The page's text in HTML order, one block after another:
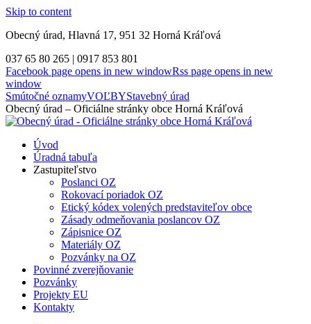
Skip to content
Obecný úrad, Hlavná 17, 951 32 Horná Kráľová
037 65 80 265 | 0917 853 801
Facebook page opens in new windowRss page opens in new
window
Smútočné oznamyVOĽBYStavebný úrad
Obecný úrad – Oficiálne stránky obce Horná Kráľová
Úvod
Úradná tabuľa
Zastupiteľstvo
Poslanci OZ
Rokovací poriadok OZ
Etický kódex volených predstaviteľov obce
Zásady odmeňovania poslancov OZ
Zápisnice OZ
Materiály OZ
Pozvánky na OZ
Povinné zverejňovanie
Pozvánky
Projekty EU
Kontakty